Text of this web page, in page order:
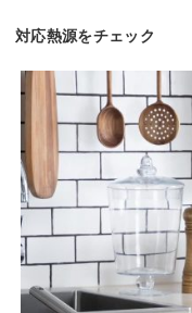
対応熱源をチェック